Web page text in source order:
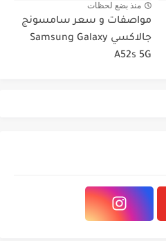
منذ بضع لحظات
مواصفات و سعر سامسونج
جالاكسي Samsung Galaxy
A52s 5G